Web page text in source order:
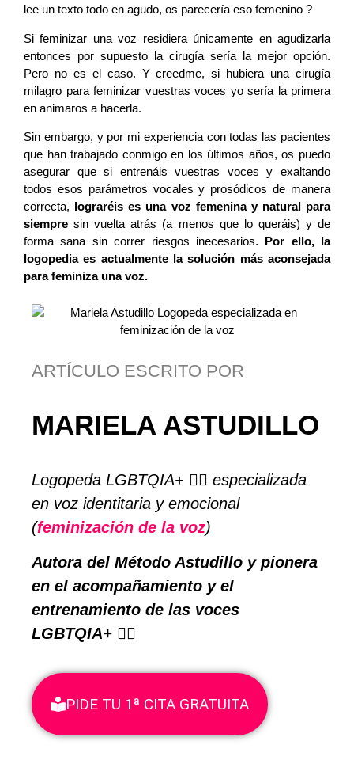
lee un texto todo en agudo, os parecería eso femenino ?
Si feminizar una voz residiera únicamente en agudizarla
entonces por supuesto la cirugía sería la mejor opción.
Pero no es el caso. Y creedme, si hubiera una cirugía
milagro para feminizar vuestras voces yo sería la primera
en animaros a hacerla.
Sin embargo, y por mi experiencia con todas las pacientes
que han trabajado conmigo en los últimos años, os puedo
asegurar que si entrenáis vuestras voces y exaltando
todos esos parámetros vocales y prosódicos de manera
correcta, lograréis es una voz femenina y natural para
siempre sin vuelta atrás (a menos que lo queráis) y de
forma sana sin correr riesgos inecesarios. Por ello, la
logopedia es actualmente la solución más aconsejada
para feminiza una voz.
ARTÍCULO ESCRITO POR
MARIELA ASTUDILLO
Logopeda LGBTQIA+ 🏳️‍🌈 especializada
en voz identitaria y emocional
(feminización de la voz)
Autora del Método Astudillo y pionera
en el acompañamiento y el
entrenamiento de las voces
LGBTQIA+ 🏳️‍🌈
PIDE TU 1ª CITA GRATUITA